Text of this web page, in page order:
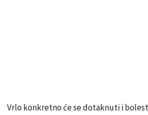
Vrlo konkretno će se dotaknuti i